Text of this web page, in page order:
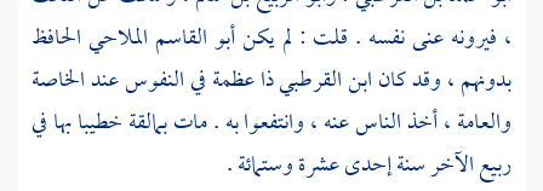
، فيرونه عنى نفسه . قلت : لم يكنأبو القاسم الملاحي الحافظ
بدونهم ، وقد كانابن القرطبيذا عظمة في النفوس عند الخاصة
والعامة ، أخذ الناس عنه ، وانتفعوا به . ماتبمالقةخطيبا بها في
ربيع الآخر سنة إحدى عشرة وستمائة .